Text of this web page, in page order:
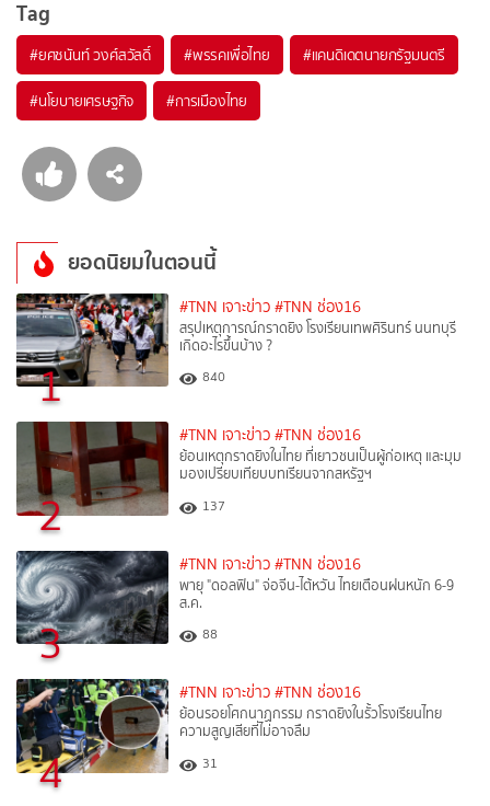
Tag
#ยศชนันท์ วงศ์สวัสดิ์ #พรรคเพื่อไทย #แคนดิเดตนายกรัฐมนตรี
#นโยบายเศรษฐกิจ #การเมืองไทย
ยอดนิยมในตอนนี้
1
#TNN เจาะข่าว #TNN ช่อง16
สรุปเหตุการณ์กราดยิง โรงเรียนเทพศิรินทร์ นนทบุรี
เกิดอะไรขึ้นบ้าง ?
840
2
#TNN เจาะข่าว #TNN ช่อง16
ย้อนเหตุกราดยิงในไทย ที่เยาวชนเป็นผู้ก่อเหตุ และมุม
มองเปรียบเทียบบทเรียนจากสหรัฐฯ
137
3
#TNN เจาะข่าว #TNN ช่อง16
พายุ "ดอลฟิน" จ่อจีน-ไต้หวัน ไทยเตือนฝนหนัก 6-9
ส.ค.
88
4
#TNN เจาะข่าว #TNN ช่อง16
ย้อนรอยโศกนาฏกรรม กราดยิงในรั้วโรงเรียนไทย
ความสูญเสียที่ไม่อาจลืม
31